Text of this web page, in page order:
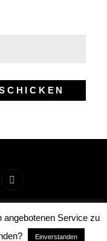
und
Events BY
angebotenen Service zu
Einverstanden